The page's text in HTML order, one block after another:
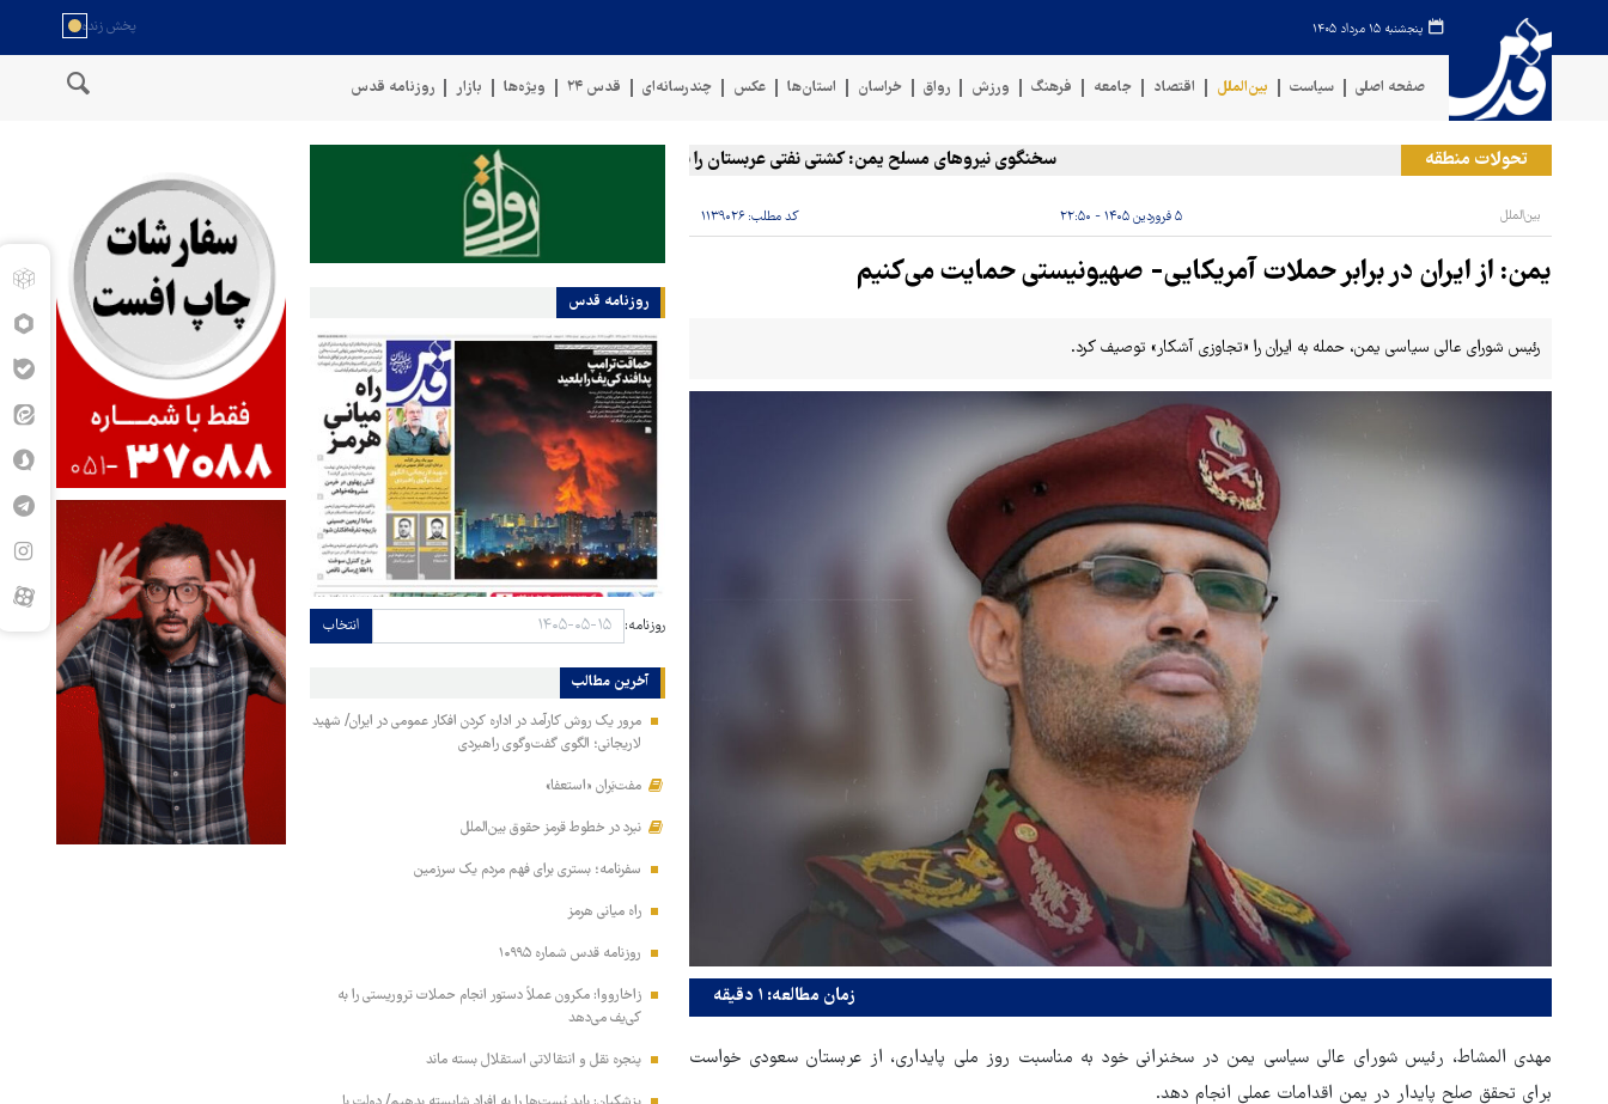
پنجشنبه ۱۵ مرداد ۱۴۰۵
صفحه اصلی سیاست بین‌الملل اقتصاد جامعه فرهنگ ورزش رواق خراسان استان‌ها عکس چندرسانه‌ای قدس ۲۴ ویژه‌ها بازار روزنامه قدس
تحولات منطقه سخنگوی نیروهای مسلح یمن: کشتی نفتی عربستان را با موشک بالستیک هدف قرار دادیم
بین‌الملل ۵ فروردین ۱۴۰۵ - ۲۲:۵۰ کد مطلب: ۱۱۳۹۰۲۶
یمن: از ایران در برابر حملات آمریکایی- صهیونیستی حمایت می‌کنیم
رئیس شورای عالی سیاسی یمن، حمله به ایران را «تجاوزی آشکار» توصیف کرد.
زمان مطالعه: ۱ دقیقه
مهدی المشاط، رئیس شورای عالی سیاسی یمن در سخنرانی خود به مناسبت روز ملی پایداری، از عربستان سعودی خواست
برای تحقق صلح پایدار در یمن اقدامات عملی انجام دهد.
روزنامه قدس
روزنامه: انتخاب
آخرین مطالب
مرور یک روش کارآمد در اداره کردن افکار عمومی در ایران/ شهید
لاریجانی؛ الگوی گفت‌وگوی راهبردی
مفت‌بَران «استعفا»
نبرد در خطوط قرمز حقوق بین‌الملل
سفرنامه؛ بستری برای فهم مردم یک سرزمین
راه میانی هرمز
روزنامه قدس شماره ۱۰۹۹۵
زاخارووا: مکرون عملاً دستور انجام حملات تروریستی را به
کی‌یف می‌دهد
پنجره‌ نقل و انتقالاتی استقلال بسته ماند